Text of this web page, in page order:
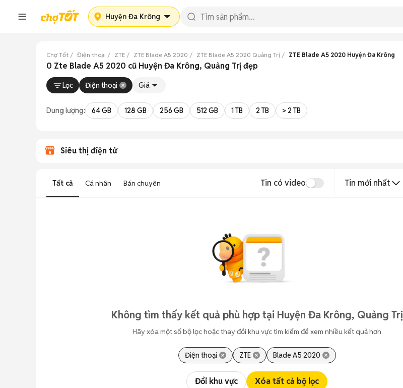
Huyện Đa Krông
Chợ Tốt Điện thoại ZTE ZTE Blade A5 2020 ZTE Blade A5 2020 Quảng Trị ZTE Blade A5 2020 Huyện Đa Krông
0 Zte Blade A5 2020 cũ Huyện Đa Krông, Quảng Trị đẹp
Lọc Điện thoại Giá
Dung lượng: 64 GB 128 GB 256 GB 512 GB 1 TB 2 TB > 2 TB
Siêu thị điện tử
Tất cả Cá nhân Bán chuyên Tin có video Tin mới nhất
Không tìm thấy kết quả phù hợp tại Huyện Đa Krông, Quảng Trị
Hãy xóa một số bộ lọc hoặc thay đổi khu vực tìm kiếm để xem nhiều kết quả hơn
Điện thoại ZTE Blade A5 2020
Đổi khu vực Xóa tất cả bộ lọc